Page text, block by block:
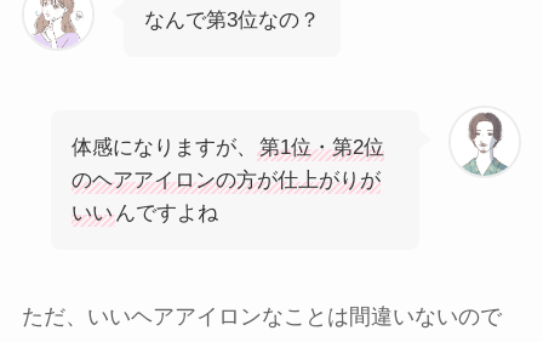
なんで第3位なの？
体感になりますが、
第1位・第2位
のヘアアイロンの方が仕上がりが
いいんですよね
ただ、いいヘアアイロンなことは間違いないので